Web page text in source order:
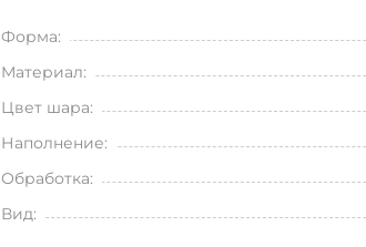
Форма:
Материал:
Цвет шара:
Наполнение:
Обработка:
Вид: